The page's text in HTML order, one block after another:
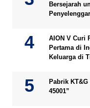
Bersejarah
AION V Curi
Pertama di
Keluarga di
Pabrik
45001”